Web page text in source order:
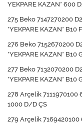
YEKPARE KAZAN* 600
275 Beko 7147270200
*YEKPARE KAZAN* B10
276 Beko 7152670200
*YEKPARE KAZAN* B10
277 Beko 7132070200
*YEKPARE KAZAN* B10
278 Arçelik 7111970100
1000 D/D ÇS
279 Arçelik 7169420100